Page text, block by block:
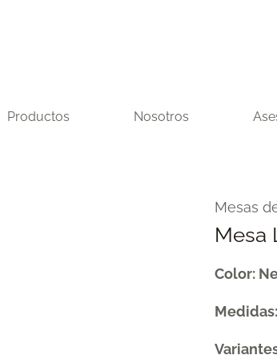
Productos Nosotros
Mesas
Mesa
Color:
Mesa
Lateral
Lancy